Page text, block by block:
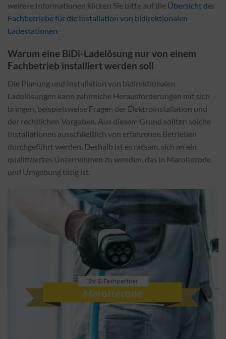
weitere Informationen klicken Sie bitte auf die Übersicht der
Fachbetriebe für die Installation von bidirektionalen
Ladestationen.
Warum eine BiDi-Ladelösung nur von einem
Fachbetrieb installiert werden soll
Die Planung und Installation von bidirektionalen
Ladelösungen kann zahlreiche Herausforderungen mit sich
bringen, beispielsweise Fragen der Elektroinstallation und
der rechtlichen Vorgaben. Aus diesem Grund sollten solche
Installationen ausschließlich von erfahrenen Betrieben
durchgeführt werden. Deshalb ist es ratsam, sich an ein
qualifiziertes Unternehmen zu wenden, das in Marolterode
und Umgebung tätig ist.